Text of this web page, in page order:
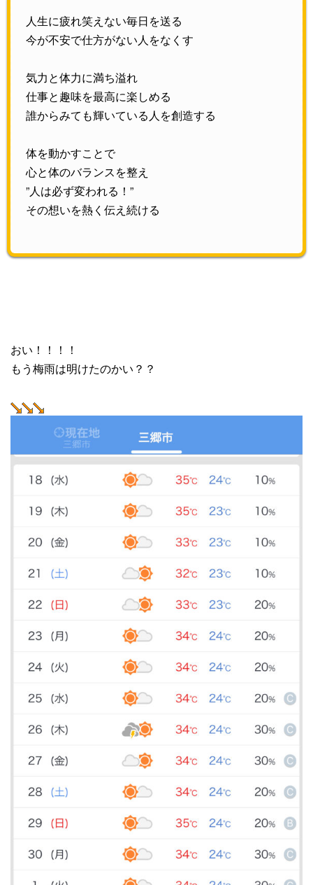
人生に疲れ笑えない毎日を送る
今が不安で仕方がない人をなくす
気力と体力に満ち溢れ
仕事と趣味を最高に楽しめる
誰からみても輝いている人を創造する
体を動かすことで
心と体のバランスを整え
”人は必ず変われる！”
その想いを熱く伝え続ける
おい！！！！
もう梅雨は明けたのかい？？